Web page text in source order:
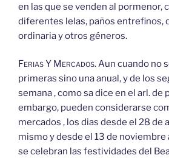
en las que se venden al pormenor,
diferentes lelas, paños entrefinos,
ordinaria y otros géneros.
FeriasY Mercados.Aun cuando no
primeras sino una anual, y de los
semana , como sa dice en el arl. de
embargo, pueden considerarse
mercados , los dias desde el 28 de
mismo y desde el 13 de noviembre
se celebran las festividades del